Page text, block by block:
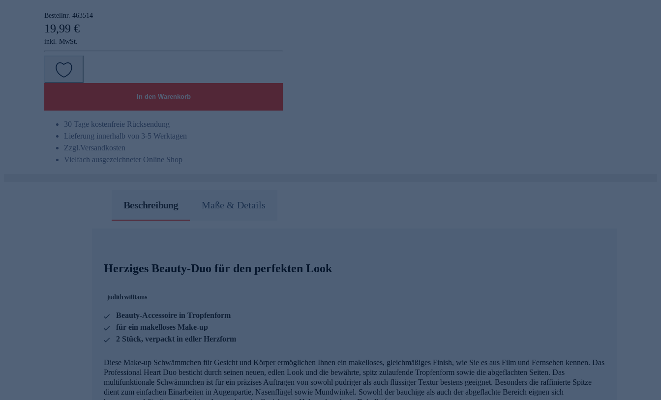
Bestellnr. 463514
19,99 €
inkl. MwSt.
In den Warenkorb
30 Tage kostenfreie Rücksendung
Lieferung innerhalb von 3-5 Werktagen
Zzgl.Versandkosten
Vielfach ausgezeichneter Online Shop
Beschreibung Maße & Details
Herziges Beauty-Duo für den perfekten Look
Beauty-Accessoire in Tropfenform
für ein makelloses Make-up
2 Stück, verpackt in edler Herzform
Diese Make-up Schwämmchen für Gesicht und Körper ermöglichen Ihnen ein makelloses, gleichmäßiges Finish, wie Sie es aus Film und Fernsehen kennen. Das
Professional Heart Duo besticht durch seinen neuen, edlen Look und die bewährte, spitz zulaufende Tropfenform sowie die abgeflachten Seiten. Das
multifunktionale Schwämmchen ist für ein präzises Auftragen von sowohl pudriger als auch flüssiger Textur bestens geeignet. Besonders die raffinierte Spitze
dient zum einfachen Einarbeiten in Augenpartie, Nasenflügel sowie Mundwinkel. Sowohl der bauchige als auch der abgeflachte Bereich eignen sich